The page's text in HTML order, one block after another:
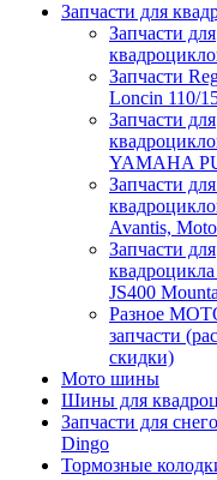
Запчасти для
Запчасти для
Запчасти
Loncin 110/
Запчасти для
YAMAHA
Запчасти
Avantis,
Запчасти для
квадроцикла
JS400
Разное
запчасти
скидки)
Мото шины
Шины для
Запчасти для
Dingo
Тормозные